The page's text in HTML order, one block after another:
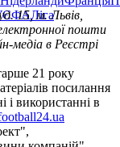
Ліга
15, м. Львів,
пошти
медіа в Реєстрі
21 року
посилання
використанні в